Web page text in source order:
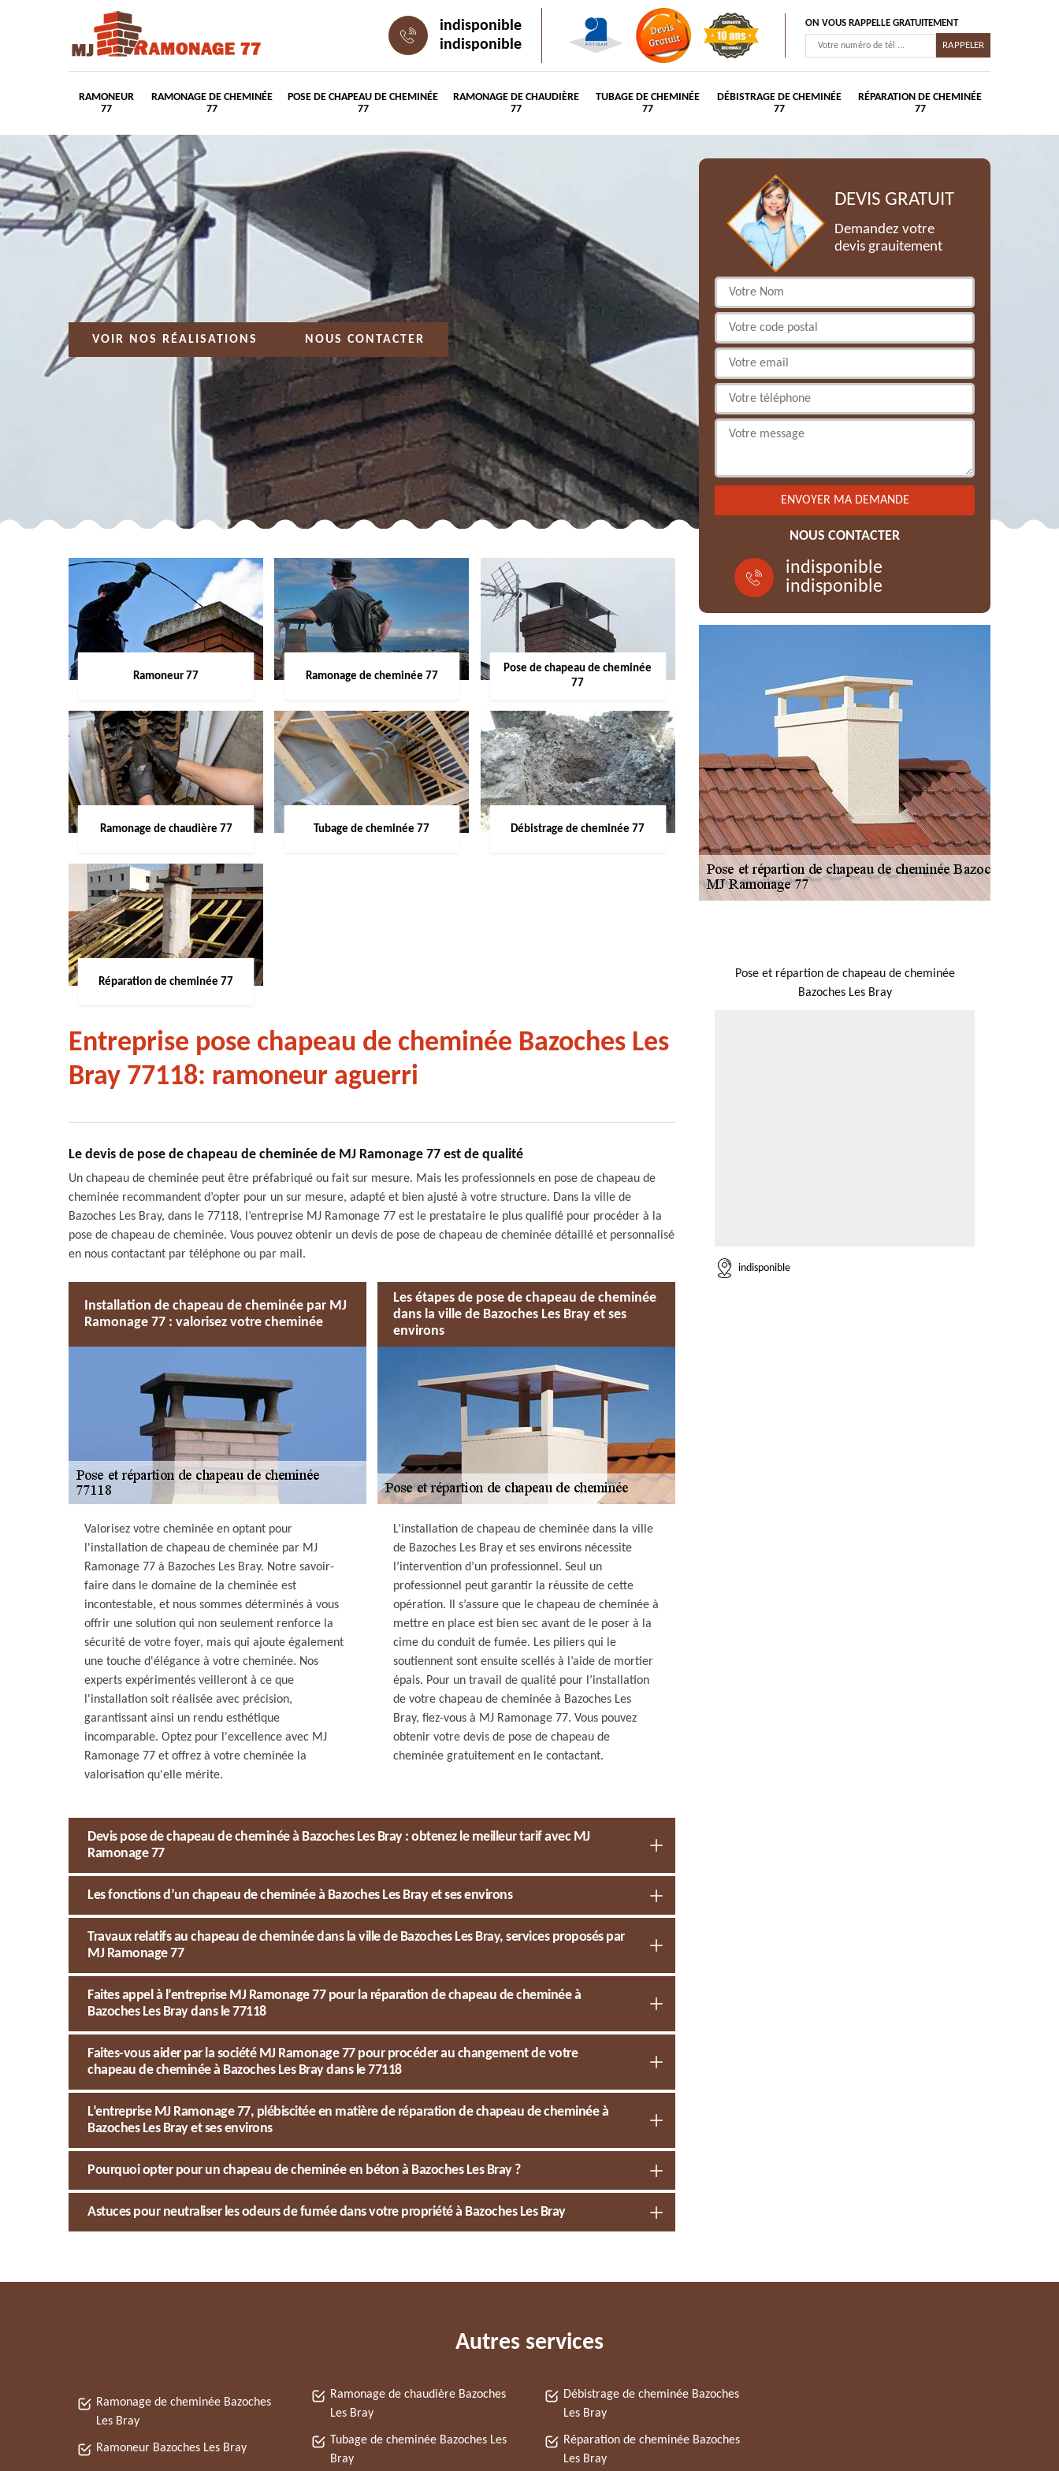
indisponible
indisponible
ON VOUS RAPPELLE GRATUITEMENT
RAMONEUR
77
RAMONAGE DE CHEMINÉE
77
POSE DE CHAPEAU DE CHEMINÉE
77
RAMONAGE DE CHAUDIÈRE
77
TUBAGE DE CHEMINÉE
77
DÉBISTRAGE DE CHEMINÉE
77
RÉPARATION DE CHEMINÉE
77
VOIR NOS RÉALISATIONS NOUS CONTACTER
Ramoneur 77 Ramonage de cheminée 77
Pose de chapeau de cheminée
77
Ramonage de chaudière 77 Tubage de cheminée 77 Débistrage de cheminée 77
Réparation de cheminée 77
Entreprise pose chapeau de cheminée Bazoches Les
Bray 77118: ramoneur aguerri
Le devis de pose de chapeau de cheminée de MJ Ramonage 77 est de qualité
Un chapeau de cheminée peut être préfabriqué ou fait sur mesure. Mais les professionnels en pose de chapeau de
cheminée recommandent d’opter pour un sur mesure, adapté et bien ajusté à votre structure. Dans la ville de
Bazoches Les Bray, dans le 77118, l’entreprise MJ Ramonage 77 est le prestataire le plus qualifié pour procéder à la
pose de chapeau de cheminée. Vous pouvez obtenir un devis de pose de chapeau de cheminée détaillé et personnalisé
en nous contactant par téléphone ou par mail.
Installation de chapeau de cheminée par MJ
Ramonage 77 : valorisez votre cheminée
Valorisez votre cheminée en optant pour
l'installation de chapeau de cheminée par MJ
Ramonage 77 à Bazoches Les Bray. Notre savoir-
faire dans le domaine de la cheminée est
incontestable, et nous sommes déterminés à vous
offrir une solution qui non seulement renforce la
sécurité de votre foyer, mais qui ajoute également
une touche d'élégance à votre cheminée. Nos
experts expérimentés veilleront à ce que
l'installation soit réalisée avec précision,
garantissant ainsi un rendu esthétique
incomparable. Optez pour l'excellence avec MJ
Ramonage 77 et offrez à votre cheminée la
valorisation qu'elle mérite.
Les étapes de pose de chapeau de cheminée
dans la ville de Bazoches Les Bray et ses
environs
L’installation de chapeau de cheminée dans la ville
de Bazoches Les Bray et ses environs nécessite
l’intervention d’un professionnel. Seul un
professionnel peut garantir la réussite de cette
opération. Il s’assure que le chapeau de cheminée à
mettre en place est bien sec avant de le poser à la
cime du conduit de fumée. Les piliers qui le
soutiennent sont ensuite scellés à l’aide de mortier
épais. Pour un travail de qualité pour l’installation
de votre chapeau de cheminée à Bazoches Les
Bray, fiez-vous à MJ Ramonage 77. Vous pouvez
obtenir votre devis de pose de chapeau de
cheminée gratuitement en le contactant.
Devis pose de chapeau de cheminée à Bazoches Les Bray : obtenez le meilleur tarif avec MJ
Ramonage 77
Les fonctions d’un chapeau de cheminée à Bazoches Les Bray et ses environs
Travaux relatifs au chapeau de cheminée dans la ville de Bazoches Les Bray, services proposés par
MJ Ramonage 77
Faites appel à l’entreprise MJ Ramonage 77 pour la réparation de chapeau de cheminée à
Bazoches Les Bray dans le 77118
Faites-vous aider par la société MJ Ramonage 77 pour procéder au changement de votre
chapeau de cheminée à Bazoches Les Bray dans le 77118
L’entreprise MJ Ramonage 77, plébiscitée en matière de réparation de chapeau de cheminée à
Bazoches Les Bray et ses environs
Pourquoi opter pour un chapeau de cheminée en béton à Bazoches Les Bray ?
Astuces pour neutraliser les odeurs de fumée dans votre propriété à Bazoches Les Bray
DEVIS GRATUIT
Demandez votre
devis grauitement
NOUS CONTACTER
indisponible
indisponible
Pose et répartion de chapeau de cheminée
Bazoches Les Bray
indisponible
Autres services
Ramonage de cheminée Bazoches
Les Bray
Ramoneur Bazoches Les Bray
Ramonage de chaudière Bazoches
Les Bray
Tubage de cheminée Bazoches Les
Bray
Débistrage de cheminée Bazoches
Les Bray
Réparation de cheminée Bazoches
Les Bray